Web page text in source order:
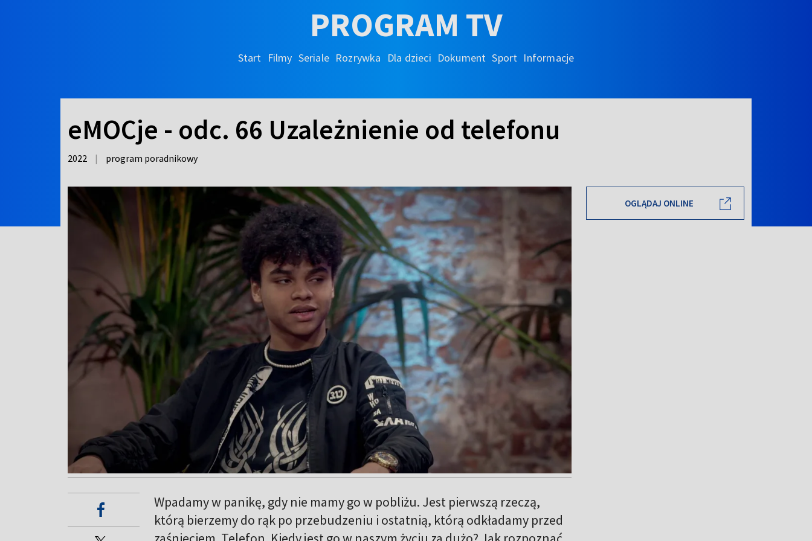
PROGRAM TV
Start Filmy Seriale Rozrywka Dla dzieci Dokument Sport Informacje
eMOCje - odc. 66 Uzależnienie od telefonu
2022 | program poradnikowy
Wpadamy w panikę, gdy nie mamy go w pobliżu. Jest pierwszą rzeczą,
którą bierzemy do rąk po przebudzeniu i ostatnią, którą odkładamy przed
OGLĄDAJ ONLINE